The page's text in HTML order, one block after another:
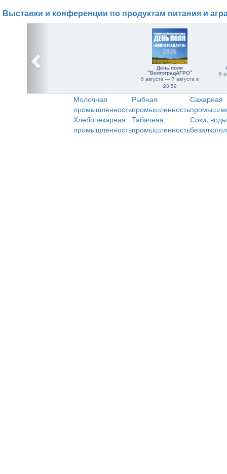
Выставки и конференции по продуктам питания и
День поля
"ВолгоградАГРО"
6 августа — 7 августа в
23:59
6
Молочная
промышленность
Рыбная
промышленность
Сахарная
Хлебопекарная
промышленность
Табачная
промышленность
Соки,